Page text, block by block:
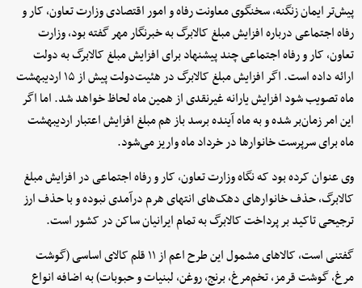
پیش‌تر ایمان زنگنه، سخنگوی معاونت رفاه و امور اقتصادی وزارت تعاون، کار و
رفاه اجتماعی درباره افزایش مبلغ کالابرگ به خبرنگار مهر گفته بود، وزارت
تعاون، کار و رفاه اجتماعی چند پیشنهاد برای افزایش مبلغ کالابرگ به دولت
ارائه داده است. اگر افزایش مبلغ کالابرگ در هئیت‌دولت پیش از ۱۵ اردیبهشت
ماه تصویب شود افزایش یارانه غیرنقدی از همین ماه لحاظ خواهد شد. اما اگر
این امر زمان‌بر شده و به ماه آینده برسد باز هم مبلغ افزایش اعتبار اردیبهشت
ماه برای سرپرست خانوارها در خرداد ماه واریز می‌شود.
وی عنوان کرده بود که نگاه وزارت تعاون، کار و رفاه اجتماعی در افزایش مبلغ
کالابرگ، حذف خانوارهای دهک‌های انتهای هرم درآمدی نبوده و با حذف ارز
ترجیحی تاکید بر پرداخت کالابرگ به تمام ایرانیان ساکن در کشور است.
گفتنی است، کالاهای مشمول این طرح اعم از ۱۱ قلم کالای اساسی (گوشت
مرغ، گوشت قرمز، تخم‌مرغ، برنج، روغن، لبنیات و حبوبات) به اضافه انواع